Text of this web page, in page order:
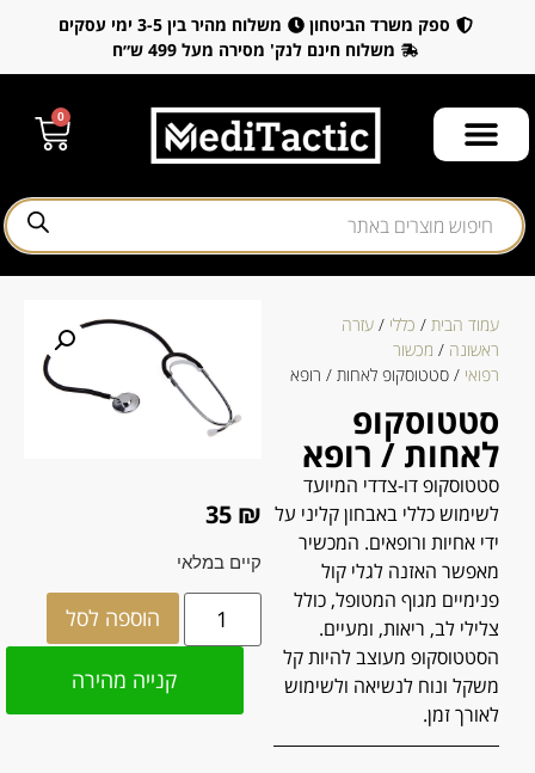
ספק משרד הביטחון
משלוח מהיר בין 3-5 ימי עסקים
משלוח חינם לנק' מסירה מעל 499 ש״ח
0
עמוד הבית / כללי / עזרה
ראשונה / מכשור
רפואי / סטטוסקופ לאחות / רופא
סטטוסקופ
לאחות / רופא
סטטוסקופ דו-צדדי המיועד
לשימוש כללי באבחון קליני על
ידי אחיות ורופאים. המכשיר
מאפשר האזנה לגלי קול
פנימיים מגוף המטופל, כולל
צלילי לב, ריאות, ומעיים.
הסטטוסקופ מעוצב להיות קל
משקל ונוח לנשיאה ולשימוש
לאורך זמן.
35 ₪
קיים במלאי
הוספה לסל
קנייה מהירה